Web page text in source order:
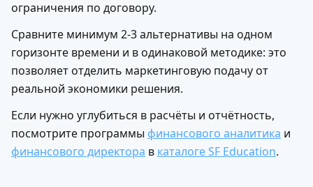
ограничения по договору.
Сравните минимум 2-3 альтернативы на одном
горизонте времени и в одинаковой методике: это
позволяет отделить маркетинговую подачу от
реальной экономики решения.
Если нужно углубиться в расчёты и отчётность,
посмотрите программы финансового аналитика и
финансового директора в каталоге SF Education.